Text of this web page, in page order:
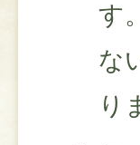
す
な
り